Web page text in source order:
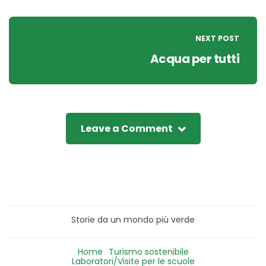
NEXT POST
Acqua per tutti
Leave a Comment
Storie da un mondo più verde
Home Turismo sostenibile
Laboratori/Visite per le scuole